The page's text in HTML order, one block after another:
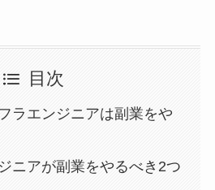
目次
ラエンジニアは副業をや
ニアが副業をやるべき2つ